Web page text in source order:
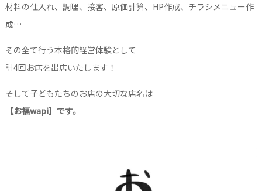
材料の仕入れ、調理、接客、原価計算、HP作成、チラシメニュー作
成…
その全て行う本格的経営体験として
計4回お店を出店いたします！
そして子どもたちのお店の大切な店名は
【お福wapi】です。